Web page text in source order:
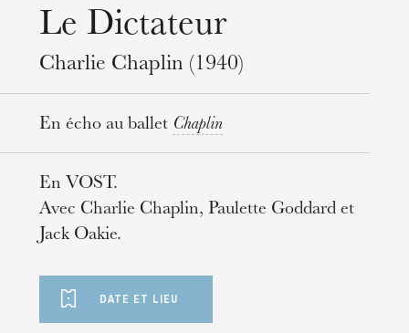
Wednesday 19 Aug 2026
Le Dictateur
Charlie Chaplin (1940)
En écho au ballet Chaplin
En VOST.
Avec Charlie Chaplin, Paulette Goddard et
Jack Oakie.
DATE ET LIEU